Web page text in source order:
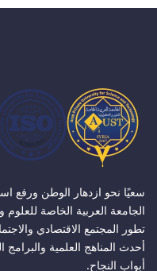
سعيًا نحو ازدهار الوطن ورفع
الجامعة العربية الخاصة للعلوم
تطور المجتمع الاقتصادي
أحدث المناهج العلمية والبرامج
أبواب النجاح.